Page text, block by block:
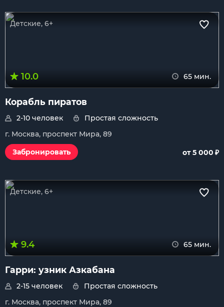
Детские, 6+
10.0 65 мин.
Корабль пиратов
2-10 человек
Простая сложность
г. Москва, проспект Мира, 89
Забронировать
от 5 000 ₽
Детские, 6+
9.4 65 мин.
Гарри: узник Азкабана
2-15 человек
Простая сложность
г. Москва, проспект Мира, 89